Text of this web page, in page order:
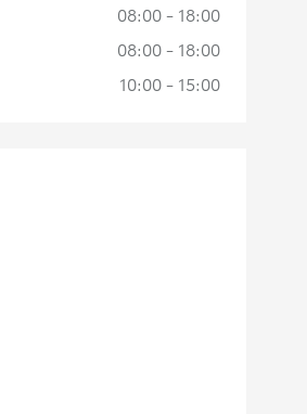
08:00 - 18:00
08:00 - 18:00
10:00 - 15:00